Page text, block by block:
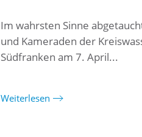
Im wahrsten Sinne
und Kameraden der
Südfranken am 7. April...
Weiterlesen